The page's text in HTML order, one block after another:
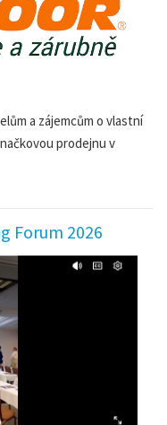
a zájemcům o vlastní
prodejnu v
Forum 2026